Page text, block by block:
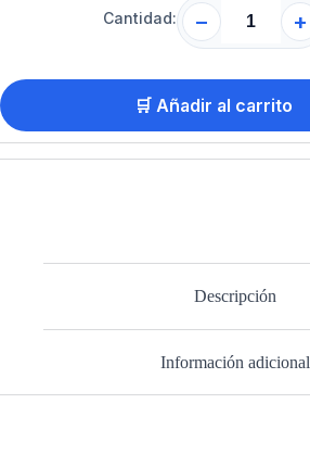
Cantidad: − +
🛒 Añadir al carrito
Descripción
Información adicional